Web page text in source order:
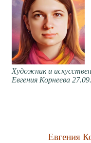
Художник и
Евгения Корнеева
Евгения